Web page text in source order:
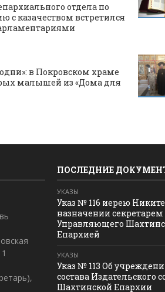
отдела по
с казачеством встретился
в Покровском храме
малышей из «Дома для
ПОСЛЕДНИЕ
УКАЗЫ
Указ № 116 иерею
назначении секретарем
Управляющего
Епархией
УКАЗЫ
Указ № 113 Об
состава Издательского
Шахтинской Епархии